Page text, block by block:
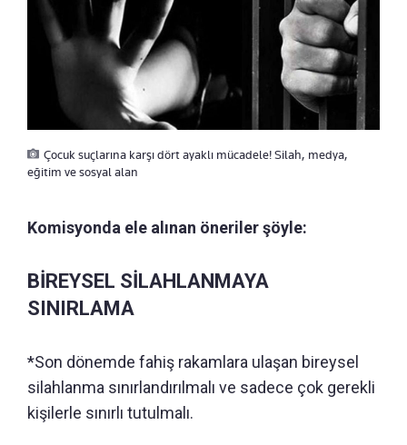
Çocuk suçlarına karşı dört ayaklı mücadele! Silah, medya,
eğitim ve sosyal alan
Komisyonda ele alınan öneriler şöyle:
BİREYSEL SİLAHLANMAYA
SINIRLAMA
*Son dönemde fahiş rakamlara ulaşan bireysel
silahlanma sınırlandırılmalı ve sadece çok gerekli
kişilerle sınırlı tutulmalı.